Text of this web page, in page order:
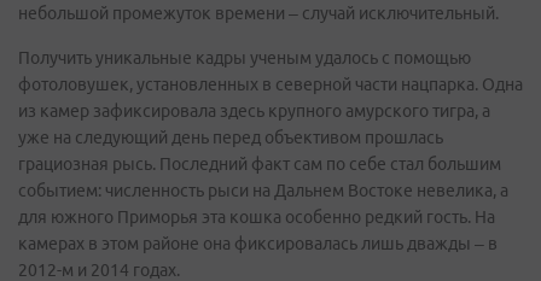
небольшой промежуток времени – случай исключительный.
Получить уникальные кадры ученым удалось с помощью
фотоловушек, установленных в северной части нацпарка. Одна
из камер зафиксировала здесь крупного амурского тигра, а
уже на следующий день перед объективом прошлась
грациозная рысь. Последний факт сам по себе стал большим
событием: численность рыси на Дальнем Востоке невелика, а
для южного Приморья эта кошка особенно редкий гость. На
камерах в этом районе она фиксировалась лишь дважды – в
2012-м и 2014 годах.